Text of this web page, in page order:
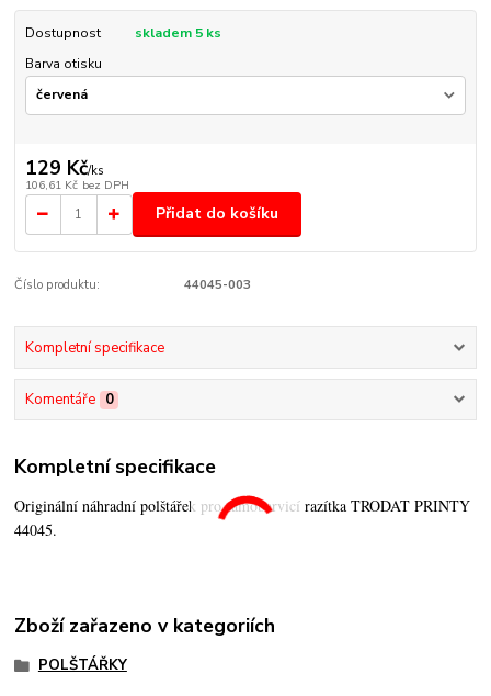
Dostupnost
skladem 5 ks
Barva otisku
129 Kč/ks
106,61 Kč bez DPH
Přidat do košíku
Číslo produktu: 44045-003
Kompletní specifikace
Komentáře 0
Kompletní specifikace
Originální náhradní polštářek pro samobarvicí razítka TRODAT PRINTY
44045.
Zboží zařazeno v kategoriích
POLŠTÁŘKY